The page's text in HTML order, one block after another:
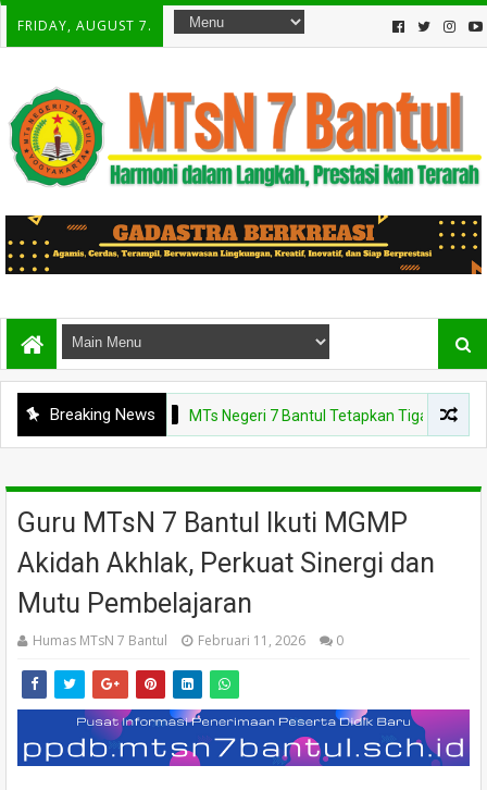
FRIDAY, AUGUST 7.
Breaking News
BERITA MTs Negeri 7 Bantul Tetapkan Tiga Agen
Guru MTsN 7 Bantul Ikuti MGMP
Akidah Akhlak, Perkuat Sinergi dan
Mutu Pembelajaran
Humas MTsN 7 Bantul Februari 11, 2026 0